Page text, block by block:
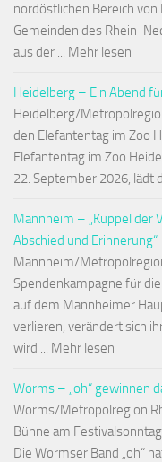
nordöstlichen Bereich
Gemeinden des Rhein-
aus der ... Mehr lesen
Heidelberg – Ein Abend
Heidelberg/
den Elefantentag im Zoo
Elefantentag im Zoo
22. September 2026, lädt
Mannheim – „Kuppel der
Abschied und Erinnerung“
Mannheim/
Spendenkampagne für
auf dem Mannheimer
verlieren, verändert sich
wird ... Mehr lesen
Worms – „oh“ gewinnen
Worms/Metropolregion
Bühne am
Die Wormser Band „oh“